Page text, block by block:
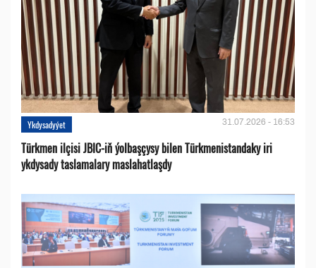
Ykdysadyýet 31.07.2026 - 16:53
Türkmen ilçisi JBIC-iň ýolbaşçysy bilen Türkmenistandaky iri
ykdysady taslamalary maslahatlaşdy